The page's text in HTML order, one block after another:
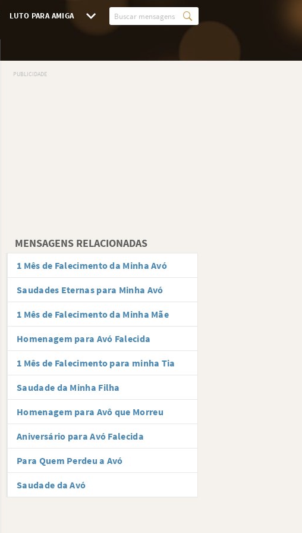
LUTO PARA AMIGA
MENSAGENS RELACIONADAS
1 Mês de Falecimento da Minha Avó
Saudades Eternas para Minha Avó
1 Mês de Falecimento da Minha Mãe
Homenagem para Avó Falecida
1 Mês de Falecimento para minha Tia
Saudade da Minha Filha
Homenagem para Avô que Morreu
Aniversário para Avó Falecida
Para Quem Perdeu a Avó
Saudade da Avó